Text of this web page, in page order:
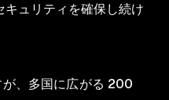
ュリティを確保し続け
が、多国に広がる 200